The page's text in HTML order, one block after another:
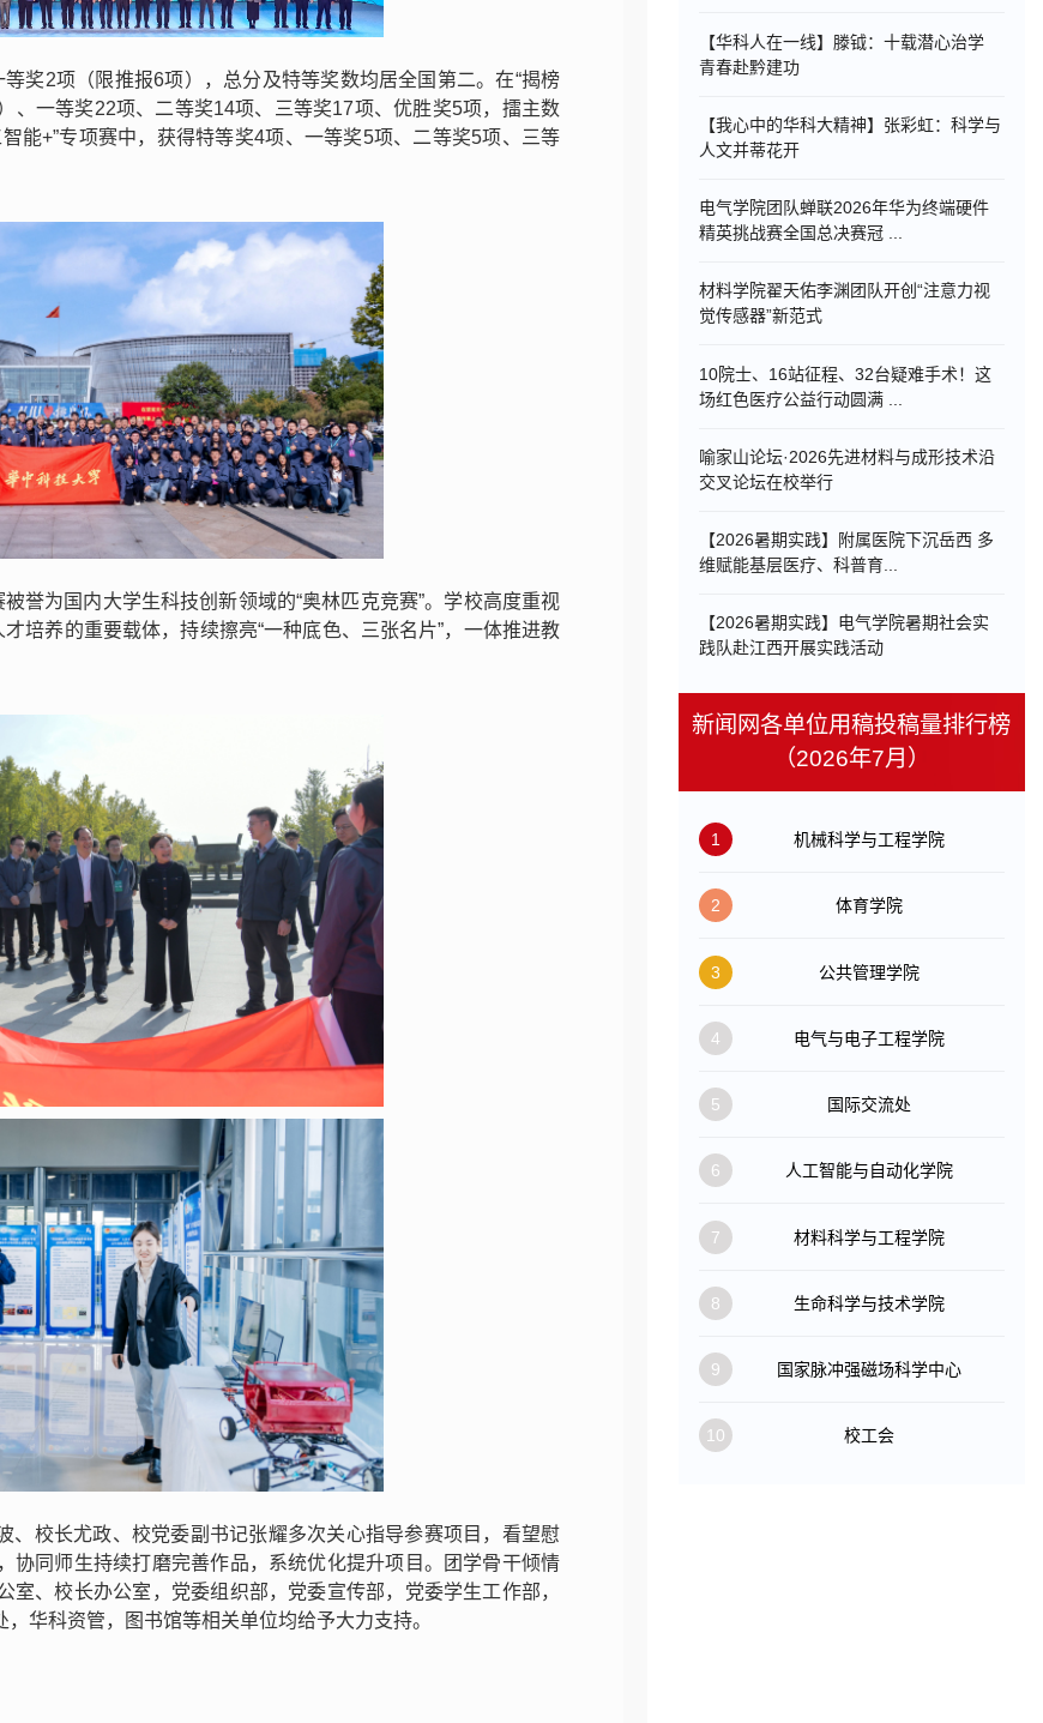
奖2项（限推报6项），总分及特等奖数均居全国第二。在“揭榜
、一等奖22项、二等奖14项、三等奖17项、优胜奖5项，擂主数
能+”专项赛中，获得特等奖4项、一等奖5项、二等奖5项、三等
誉为国内大学生科技创新领域的“奥林匹克竞赛”。学校高度重视
培养的重要载体，持续擦亮“一种底色、三张名片”，一体推进教
、校长尤政、校党委副书记张耀多次关心指导参赛项目，看望慰
协同师生持续打磨完善作品，系统优化提升项目。团学骨干倾情
、校长办公室，党委组织部，党委宣传部，党委学生工作部，
华科资管，图书馆等相关单位均给予大力支持。
【华科人在一线】滕钺：十载潜心治学
青春赴黔建功
【我心中的华科大精神】张彩虹：科学与
人文并蒂花开
电气学院团队蝉联2026年华为终端硬件
精英挑战赛全国总决赛冠 ...
材料学院翟天佑李渊团队开创“注意力视
觉传感器”新范式
10院士、16站征程、32台疑难手术！这
场红色医疗公益行动圆满 ...
喻家山论坛·2026先进材料与成形技术沿
交叉论坛在校举行
【2026暑期实践】附属医院下沉岳西 多
维赋能基层医疗、科普育...
【2026暑期实践】电气学院暑期社会实
践队赴江西开展实践活动
新闻网各单位用稿投稿量排行榜
（2026年7月）
1 机械科学与工程学院
2 体育学院
3 公共管理学院
4 电气与电子工程学院
5 国际交流处
6 人工智能与自动化学院
7 材料科学与工程学院
8 生命科学与技术学院
9 国家脉冲强磁场科学中心
10 校工会